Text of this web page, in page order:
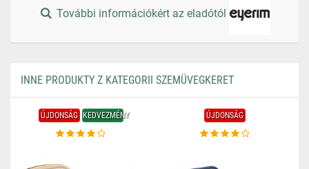
További információkért az eladótól
INNE PRODUKTY Z KATEGORII SZEMÜVEGKERET
ÚJDONSÁG KEDVEZMÉNY ÚJDONSÁG